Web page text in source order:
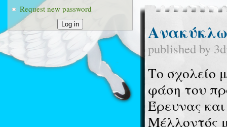
Request new password
published by
Το σχολείο
φάση του
Έρευνας
Μέλλοντός